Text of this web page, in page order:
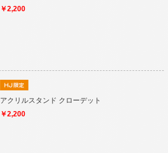
￥2,200
アクリルスタンド クローデット
￥2,200